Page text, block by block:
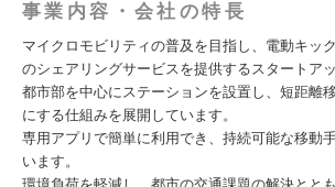
事業内容・会社の特長
マイクロモビリティの普及を目指し、電動キッ
のシェアリングサービスを提供するスタートア
都市部を中心にステーションを設置し、短距離
にする仕組みを展開しています。
専用アプリで簡単に利用でき、持続可能な移動
います。